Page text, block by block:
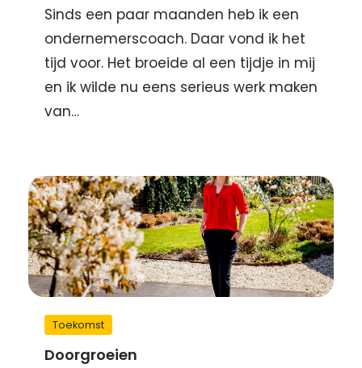
Sinds een paar maanden heb ik een
ondernemerscoach. Daar vond ik het
tijd voor. Het broeide al een tijdje in mij
en ik wilde nu eens serieus werk maken
van…
Toekomst
Doorgroeien